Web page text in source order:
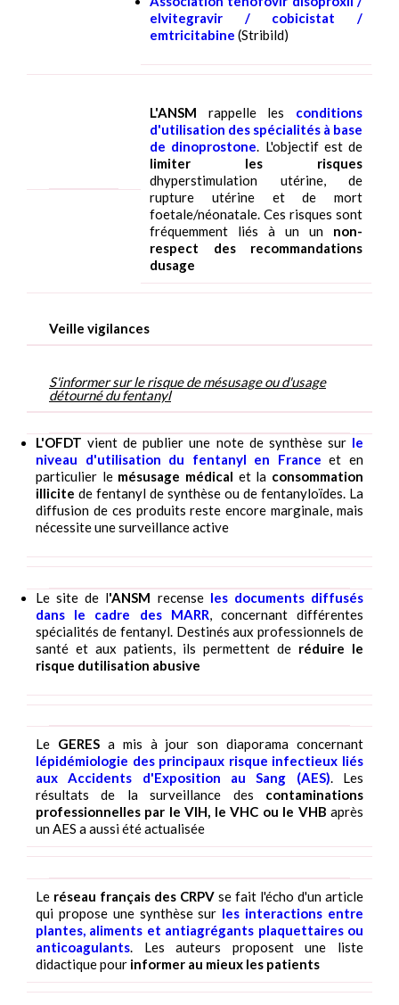
elvitegravir / cobicistat /
emtricitabine (Stribild)
L'ANSM rappelle les conditions
d'utilisation des spécialités à base
de dinoprostone. L'objectif est de
limiter les risques
dhyperstimulation utérine, de
rupture utérine et de mort
foetale/néonatale. Ces risques sont
fréquemment liés à un un non-
respect des recommandations
dusage
Veille vigilances
S'informer sur le risque de mésusage ou d'usage
détourné du fentanyl
L'OFDT vient de publier une note de synthèse sur le
niveau d'utilisation du fentanyl en France et en
particulier le mésusage médical et la consommation
illicite de fentanyl de synthèse ou de fentanyloïdes. La
diffusion de ces produits reste encore marginale, mais
nécessite une surveillance active
Le site de l'ANSM recense les documents diffusés
dans le cadre des MARR, concernant différentes
spécialités de fentanyl. Destinés aux professionnels de
santé et aux patients, ils permettent de réduire le
risque dutilisation abusive
Le GERESa mis à jour son diaporama concernant
lépidémiologie des principaux risque infectieux liés
aux Accidents d'Exposition au Sang (AES). Les
résultats de la surveillance des contaminations
professionnelles par le VIH, le VHC ou le VHB après
un AES a aussi été actualisée
Le réseau français des CRPV se fait l'écho d'un article
qui propose une synthèse sur les interactions entre
plantes, aliments et antiagrégants plaquettaires ou
anticoagulants. Les auteurs proposent une liste
didactique pour informer au mieux les patients